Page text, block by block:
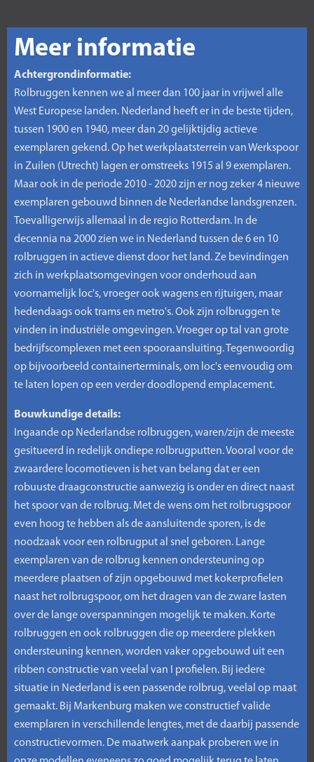
Meer informatie
Achtergrondinformatie:
Rolbruggen kennen we al meer dan 100 jaar in vrijwel alle
West Europese landen. Nederland heeft er in de beste tijden,
tussen 1900 en 1940, meer dan 20 gelijktijdig actieve
exemplaren gekend. Op het werkplaatsterrein van Werkspoor
in Zuilen (Utrecht) lagen er omstreeks 1915 al 9 exemplaren.
Maar ook in de periode 2010 - 2020 zijn er nog zeker 4 nieuwe
exemplaren gebouwd binnen de Nederlandse landsgrenzen.
Toevalligerwijs allemaal in de regio Rotterdam. In de
decennia na 2000 zien we in Nederland tussen de 6 en 10
rolbruggen in actieve dienst door het land. Ze bevindingen
zich in werkplaatsomgevingen voor onderhoud aan
voornamelijk loc's, vroeger ook wagens en rijtuigen, maar
hedendaags ook trams en metro's. Ook zijn rolbruggen te
vinden in industriële omgevingen. Vroeger op tal van grote
bedrijfscomplexen met een spooraansluiting. Tegenwoordig
op bijvoorbeeld containerterminals, om loc's eenvoudig om
te laten lopen op een verder doodlopend emplacement.
Bouwkundige details:
Ingaande op Nederlandse rolbruggen, waren/zijn de meeste
gesitueerd in redelijk ondiepe rolbrugputten. Vooral voor de
zwaardere locomotieven is het van belang dat er een
robuuste draagconstructie aanwezig is onder en direct naast
het spoor van de rolbrug. Met de wens om het rolbrugspoor
even hoog te hebben als de aansluitende sporen, is de
noodzaak voor een rolbrugput al snel geboren. Lange
exemplaren van de rolbrug kennen ondersteuning op
meerdere plaatsen of zijn opgebouwd met kokerprofielen
naast het rolbrugspoor, om het dragen van de zware lasten
over de lange overspanningen mogelijk te maken. Korte
rolbruggen en ook rolbruggen die op meerdere plekken
ondersteuning kennen, worden vaker opgebouwd uit een
ribben constructie van veelal van I profielen. Bij iedere
situatie in Nederland is een passende rolbrug, veelal op maat
gemaakt. Bij Markenburg maken we constructief valide
exemplaren in verschillende lengtes, met de daarbij passende
constructievormen. De maatwerk aanpak proberen we in